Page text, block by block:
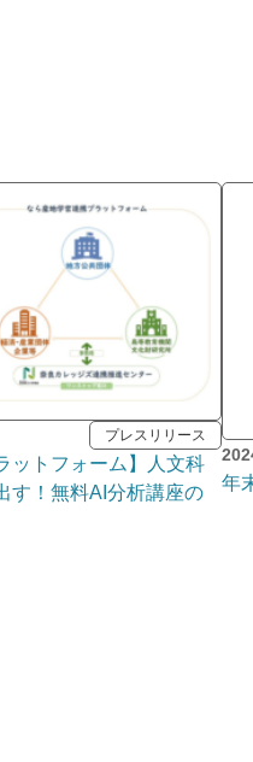
プレスリリース
ットフォーム】人文科
す！無料AI分析講座の
年